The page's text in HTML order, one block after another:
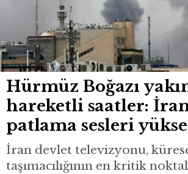
Hürmüz Boğazı
hareketli saatler:
patlama sesleri
İran devlet televizyonu,
taşımacılığının en kritik